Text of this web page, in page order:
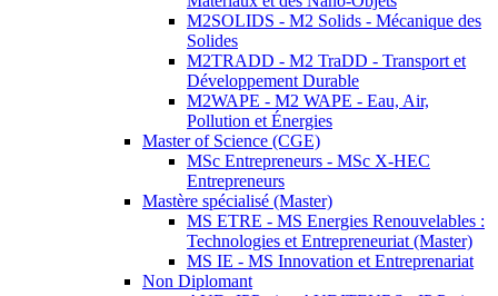
M2SOLIDS - M2 Solids - Mécanique des
Solides
M2TRADD - M2 TraDD - Transport et
Développement Durable
M2WAPE - M2 WAPE - Eau, Air,
Pollution et Énergies
Master of Science (CGE)
MSc Entrepreneurs - MSc X-HEC
Entrepreneurs
Mastère spécialisé (Master)
MS ETRE - MS Energies Renouvelables :
Technologies et Entrepreneuriat (Master)
MS IE - MS Innovation et Entreprenariat
Non Diplomant